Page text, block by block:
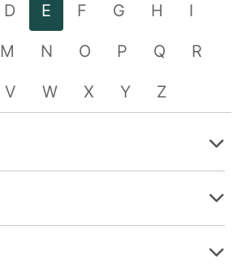
D E F G H I
M N O P Q R
V W X Y Z